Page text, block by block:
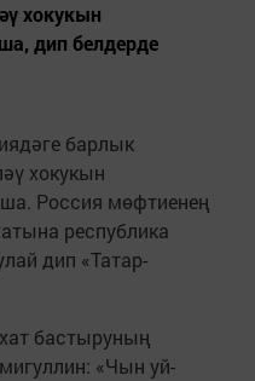
хокукын
дип белдерде
барлык
хокукын
Россия мөфтиенең
республика
дип «Татар-
бастыруның
«Чын уй-